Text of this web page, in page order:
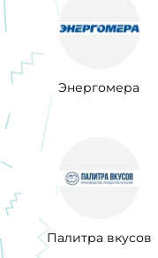
Энергомера
Палитра вкусов